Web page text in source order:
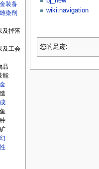
wiki:navigation
您的足迹:
装备
染剂
及掉落
及工会
品
能